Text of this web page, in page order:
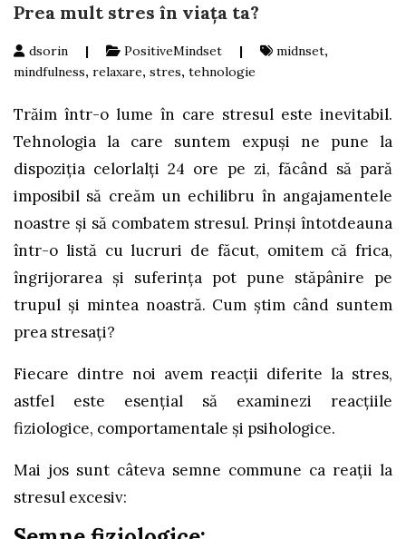
Prea mult stres în viaţa ta?
dsorin | PositiveMindset | midnset,
mindfulness, relaxare, stres, tehnologie
Trăim într-o lume în care stresul este inevitabil.
Tehnologia la care suntem expuşi ne pune la
dispoziţia celorlalţi 24 ore pe zi, făcând să pară
imposibil să creăm un echilibru în angajamentele
noastre şi să combatem stresul. Prinşi întotdeauna
într-o listă cu lucruri de făcut, omitem că frica,
îngrijorarea şi suferinţa pot pune stăpânire pe
trupul şi mintea noastră. Cum ştim când suntem
prea stresaţi?
Fiecare dintre noi avem reacţii diferite la stres,
astfel este esenţial să examinezi reacţiile
fiziologice, comportamentale şi psihologice.
Mai jos sunt câteva semne commune ca reaţii la
stresul excesiv: